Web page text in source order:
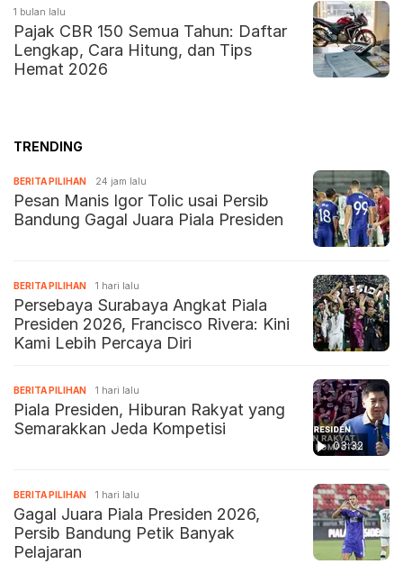
1 bulan lalu
Pajak CBR 150 Semua Tahun: Daftar
Lengkap, Cara Hitung, dan Tips
Hemat 2026
TRENDING
BERITA PILIHAN 24 jam lalu
Pesan Manis Igor Tolic usai Persib
Bandung Gagal Juara Piala Presiden
BERITA PILIHAN 1 hari lalu
Persebaya Surabaya Angkat Piala
Presiden 2026, Francisco Rivera: Kini
Kami Lebih Percaya Diri
03:32
BERITA PILIHAN 1 hari lalu
Piala Presiden, Hiburan Rakyat yang
Semarakkan Jeda Kompetisi
BERITA PILIHAN 1 hari lalu
Gagal Juara Piala Presiden 2026,
Persib Bandung Petik Banyak
Pelajaran